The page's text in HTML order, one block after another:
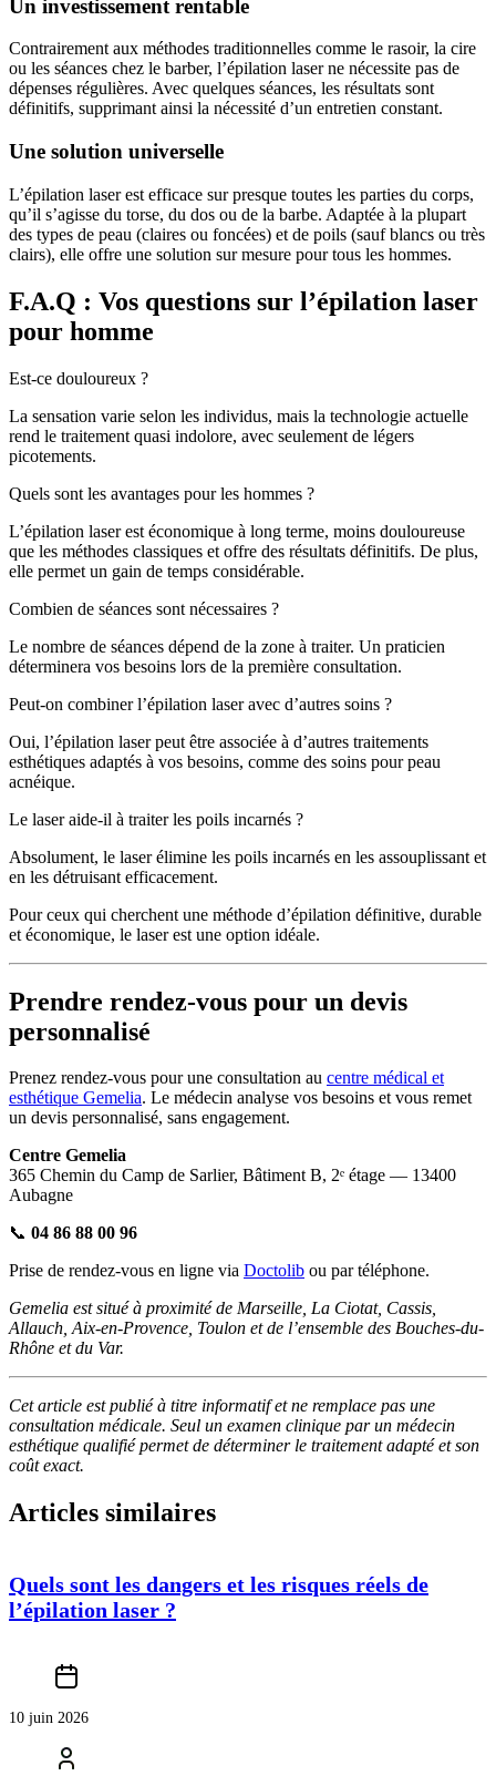
Un investissement rentable
Contrairement aux méthodes traditionnelles comme le rasoir, la cire
ou les séances chez le barber, l’épilation laser ne nécessite pas de
dépenses régulières. Avec quelques séances, les résultats sont
définitifs, supprimant ainsi la nécessité d’un entretien constant.
Une solution universelle
L’épilation laser est efficace sur presque toutes les parties du corps,
qu’il s’agisse du torse, du dos ou de la barbe. Adaptée à la plupart
des types de peau (claires ou foncées) et de poils (sauf blancs ou très
clairs), elle offre une solution sur mesure pour tous les hommes.
F.A.Q : Vos questions sur l’épilation laser
pour homme
Est-ce douloureux ?
La sensation varie selon les individus, mais la technologie actuelle
rend le traitement quasi indolore, avec seulement de légers
picotements.
Quels sont les avantages pour les hommes ?
L’épilation laser est économique à long terme, moins douloureuse
que les méthodes classiques et offre des résultats définitifs. De plus,
elle permet un gain de temps considérable.
Combien de séances sont nécessaires ?
Le nombre de séances dépend de la zone à traiter. Un praticien
déterminera vos besoins lors de la première consultation.
Peut-on combiner l’épilation laser avec d’autres soins ?
Oui, l’épilation laser peut être associée à d’autres traitements
esthétiques adaptés à vos besoins, comme des soins pour peau
acnéique.
Le laser aide-il à traiter les poils incarnés ?
Absolument, le laser élimine les poils incarnés en les assouplissant et
en les détruisant efficacement.
Pour ceux qui cherchent une méthode d’épilation définitive, durable
et économique, le laser est une option idéale.
Prendre rendez-vous pour un devis
personnalisé
Prenez rendez-vous pour une consultation au centre médical et
esthétique Gemelia. Le médecin analyse vos besoins et vous remet
un devis personnalisé, sans engagement.
Centre Gemelia
365 Chemin du Camp de Sarlier, Bâtiment B, 2ᵉ étage — 13400
Aubagne
📞 04 86 88 00 96
Prise de rendez-vous en ligne via Doctolib ou par téléphone.
Gemelia est situé à proximité de Marseille, La Ciotat, Cassis,
Allauch, Aix-en-Provence, Toulon et de l’ensemble des Bouches-du-
Rhône et du Var.
Cet article est publié à titre informatif et ne remplace pas une
consultation médicale. Seul un examen clinique par un médecin
esthétique qualifié permet de déterminer le traitement adapté et son
coût exact.
Articles similaires
Quels sont les dangers et les risques réels de
l’épilation laser ?
10 juin 2026